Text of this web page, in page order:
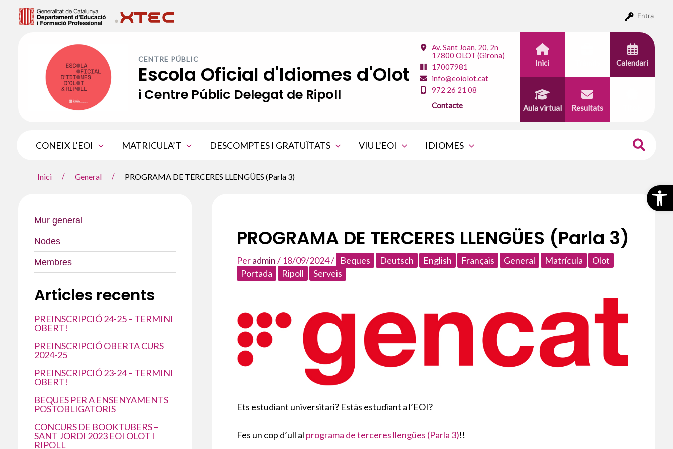
Entra
CENTRE PÚBLIC
Escola Oficial d'Idiomes d'Olot
i Centre Públic Delegat de Ripoll
Av. Sant Joan, 20, 2n
17800 OLOT (Girona)
17007981
info@eoiolot.cat
972 26 21 08
Contacte
Inici Calendari
Aula virtual Resultats
CONEIX L’EOI MATRICULA’T DESCOMPTES I GRATUÏTATS VIU L’EOI IDIOMES
Inici General PROGRAMA DE TERCERES LLENGÜES (Parla 3)
Mur general
Nodes
Membres
Articles recents
PREINSCRIPCIÓ 24-25 – TERMINI
OBERT!
PREINSCRIPCIÓ OBERTA CURS
2024-25
PREINSCRIPCIÓ 23-24 – TERMINI
OBERT!
BEQUES PER A ENSENYAMENTS
POSTOBLIGATORIS
CONCURS DE BOOKTUBERS –
SANT JORDI 2023 EOI OLOT I
RIPOLL
PROGRAMA DE TERCERES LLENGÜES (Parla 3)
Peradmin/ 18/09/2024/ Beques Deutsch English Français General Matrícula
Olot
Portada
Ripoll Serveis
Ets estudiant universitari? Estàs estudiant a l’EOI?
Fes un cop d’ull al programa de terceres llengües (Parla 3)!!